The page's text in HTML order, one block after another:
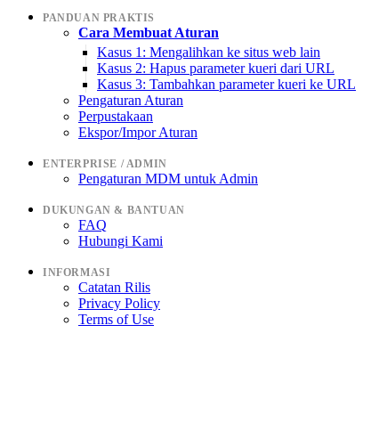
PANDUAN PRAKTIS
Cara Membuat Aturan
Kasus 1: Mengalihkan ke situs web lain
Kasus 2: Hapus parameter kueri dari URL
Kasus 3: Tambahkan parameter kueri ke URL
Pengaturan Aturan
Perpustakaan
Ekspor/Impor Aturan
ENTERPRISE / ADMIN
Pengaturan MDM untuk Admin
DUKUNGAN & BANTUAN
FAQ
Hubungi Kami
INFORMASI
Catatan Rilis
Privacy Policy
Terms of Use